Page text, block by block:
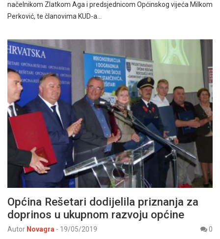
načelnikom Zlatkom Aga i predsjednicom Općinskog vijeća Milkom
Perković, te članovima KUD-a…
Općina Rešetari dodijelila priznanja za
doprinos u ukupnom razvoju općine
Autor Novagra - 19/05/2019
0